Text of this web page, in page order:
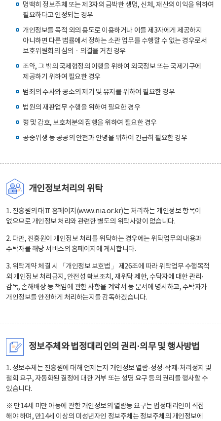
명백히 정보주체 또는 제3자의 급박한 생명, 신체, 재산의 이익을 위하여
필요하다고 인정되는 경우
개인정보를 목적 외의 용도로 이용하거나 이를 제3자에게 제공하지
아니하면 다른 법률에서 정하는 소관 업무를 수행할 수 없는 경우로서
보호위원회의 심의ㆍ의결을 거친 경우
조약, 그 밖의 국제협정의 이행을 위하여 외국정보 또는 국제기구에
제공하기 위하여 필요한 경우
범죄의 수사와 공소의 제기 및 유지를 위하여 필요한 경우
법원의 재판업무 수행을 위하여 필요한 경우
형 및 감호, 보호처분의 집행을 위하여 필요한 경우
공중위생 등 공공의 안전과 안녕을 위하여 긴급히 필요한 경우
개인정보처리의 위탁
1. 진흥원의 대표 홈페이지(www.nia.or.kr)는 처리하는 개인정보 항목이
없으므로 개인정보 처리와 관련한 별도의 위탁사항이 없습니다.
2. 다만, 진흥원이 개인정보 처리를 위탁하는 경우에는 위탁업무의 내용과
수탁자를 해당 서비스의 홈페이지에 게시합니다.
3. 위탁계약 체결 시 「개인정보 보호법」 제26조에 따라 위탁업무 수행목적
외 개인정보 처리금지, 안전성 확보조치, 재위탁 제한, 수탁자에 대한 관리·
감독, 손해배상 등 책임에 관한 사항을 계약서 등 문서에 명시하고, 수탁자가
개인정보를 안전하게 처리하는지를 감독하겠습니다.
정보주체와 법정대리인의 권리·의무 및 행사방법
1. 정보주체는 진흥원에 대해 언제든지 개인정보 열람·정정·삭제·처리정지 및
철회 요구, 자동화된 결정에 대한 거부 또는 설명 요구 등의 권리를 행사할 수
있습니다.
※ 만14세 미만 아동에 관한 개인정보의 열람등 요구는 법정대리인이 직접
해야 하며, 만14세 이상의 미성년자인 정보주체는 정보주체의 개인정보에